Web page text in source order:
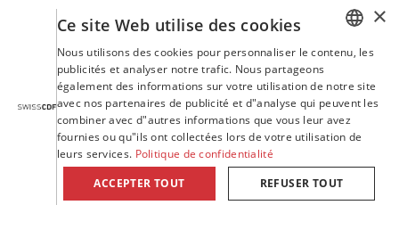
Download
Contact
Conditions Générales de Ventes (CGV)
ENGLISH
FRENCH
PORTUGUESE
×
Ce site Web utilise des cookies
Nous utilisons des cookies pour personnaliser le contenu, les
publicités et analyser notre trafic. Nous partageons
également des informations sur votre utilisation de notre site
avec nos partenaires de publicité et d"analyse qui peuvent les
combiner avec d"autres informations que vous leur avez
fournies ou qu"ils ont collectées lors de votre utilisation de
leurs services. Politique de confidentialité
ACCEPTER TOUT
REFUSER TOUT